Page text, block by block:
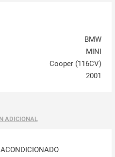
BMW
MINI
Cooper (116CV)
2001
ADICIONAL